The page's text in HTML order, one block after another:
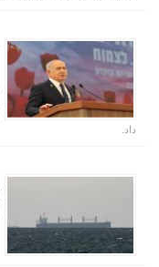
داد.